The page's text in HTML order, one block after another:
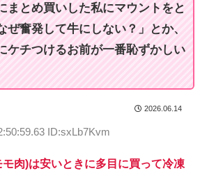
まとめ買いした私にマウントをと
ぜ奮発して牛にしない？」とか、
ケチつけるお前が一番恥ずかしい
2026.06.14
ID:sxLb7Kvm
肉)は安いときに多目に買って冷凍